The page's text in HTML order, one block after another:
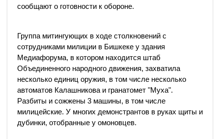
сообщают о готовности к обороне.
Группа митингующих в ходе столкновений с
сотрудниками милиции в Бишкеке у здания
Медиафорума, в котором находится штаб
Объединенного народного движения, захватила
несколько единиц оружия, в том числе несколько
автоматов Калашникова и гранатомет "Муха".
Разбиты и сожжены 3 машины, в том числе
милицейские. У многих демонстрантов в руках щиты и
дубинки, отобранные у омоновцев.